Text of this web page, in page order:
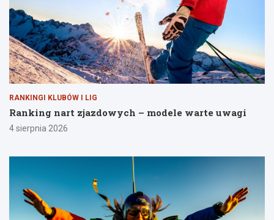
RANKINGI KLUBÓW I LIG
Ranking nart zjazdowych – modele warte uwagi
4 sierpnia 2026